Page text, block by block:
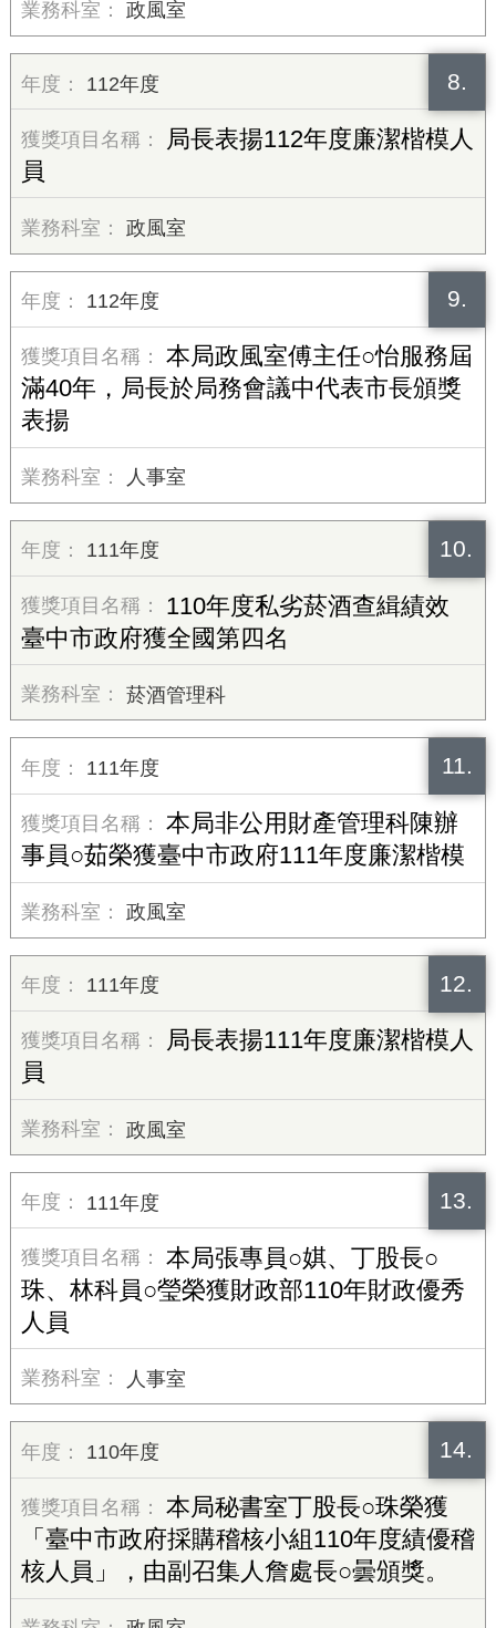
政風室
8.
112年度
局長表揚112年度廉潔楷模人
員
政風室
9.
112年度
本局政風室傅主任○怡服務屆
滿40年，局長於局務會議中代表市長頒獎
表揚
人事室
10.
111年度
110年度私劣菸酒查緝績效
臺中市政府獲全國第四名
菸酒管理科
11.
111年度
本局非公用財產管理科陳辦
事員○茹榮獲臺中市政府111年度廉潔楷模
政風室
12.
111年度
局長表揚111年度廉潔楷模人
員
政風室
13.
111年度
本局張專員○娸、丁股長○
珠、林科員○瑩榮獲財政部110年財政優秀
人員
人事室
14.
110年度
本局秘書室丁股長○珠榮獲
「臺中市政府採購稽核小組110年度績優稽
核人員」，由副召集人詹處長○曇頒獎。